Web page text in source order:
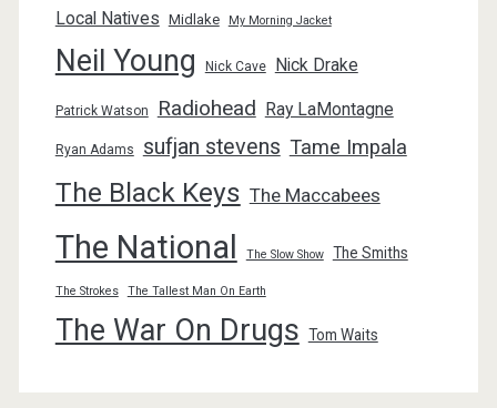
Local Natives Midlake My Morning Jacket
Neil Young Nick Cave Nick Drake
Patrick Watson Radiohead Ray LaMontagne
Ryan Adams sufjan stevens Tame Impala
The Black Keys The Maccabees
The National The Slow Show The Smiths
The Strokes The Tallest Man On Earth
The War On Drugs Tom Waits